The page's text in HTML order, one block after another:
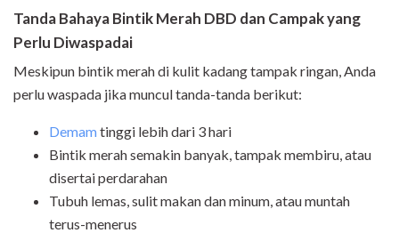
Tanda Bahaya Bintik Merah DBD dan Campak yang
Perlu Diwaspadai
Meskipun bintik merah di kulit kadang tampak ringan, Anda
perlu waspada jika muncul tanda-tanda berikut:
Demamtinggi lebih dari 3 hari
Bintik merah semakin banyak, tampak membiru, atau
disertai perdarahan
Tubuh lemas, sulit makan dan minum, atau muntah
terus-menerus